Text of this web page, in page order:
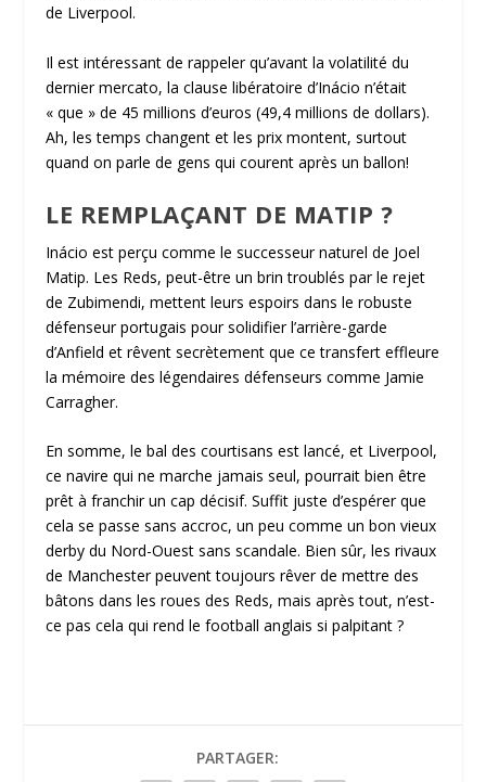
de Liverpool.
Il est intéressant de rappeler qu’avant la volatilité du
dernier mercato, la clause libératoire d’Inácio n’était
« que » de 45 millions d’euros (49,4 millions de dollars).
Ah, les temps changent et les prix montent, surtout
quand on parle de gens qui courent après un ballon!
LE REMPLAÇANT DE MATIP ?
Inácio est perçu comme le successeur naturel de Joel
Matip. Les Reds, peut-être un brin troublés par le rejet
de Zubimendi, mettent leurs espoirs dans le robuste
défenseur portugais pour solidifier l’arrière-garde
d’Anfield et rêvent secrètement que ce transfert effleure
la mémoire des légendaires défenseurs comme Jamie
Carragher.
En somme, le bal des courtisans est lancé, et Liverpool,
ce navire qui ne marche jamais seul, pourrait bien être
prêt à franchir un cap décisif. Suffit juste d’espérer que
cela se passe sans accroc, un peu comme un bon vieux
derby du Nord-Ouest sans scandale. Bien sûr, les rivaux
de Manchester peuvent toujours rêver de mettre des
bâtons dans les roues des Reds, mais après tout, n’est-
ce pas cela qui rend le football anglais si palpitant ?
PARTAGER: